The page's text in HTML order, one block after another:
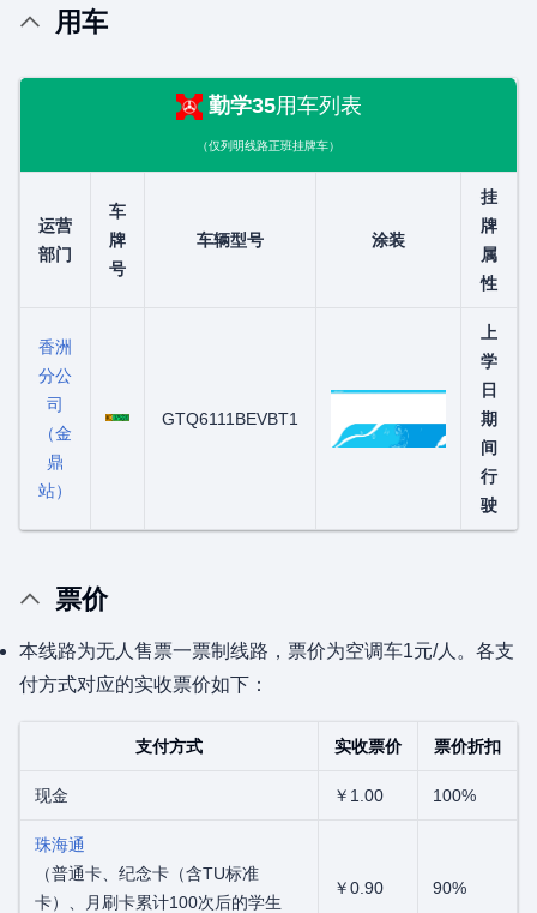
用车
勤学35用车列表
（仅列明线路正班挂牌车）
运营
部门
车
牌
号
车辆型号 涂装
挂
牌
属
性
香洲
分公
司
（金
鼎
站）
GTQ6111BEVBT1
上
学
日
期
间
行
驶
票价
本线路为无人售票一票制线路，票价为空调车1元/人。各支
付方式对应的实收票价如下：
支付方式 实收票价 票价折扣
现金 ￥1.00 100%
珠海通
（普通卡、纪念卡（含TU标准
卡）、月刷卡累计100次后的学生
￥0.90 90%